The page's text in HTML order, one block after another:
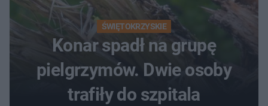
ŚWIĘTOKRZYSKIE
Konar spadł na grupę
pielgrzymów. Dwie osoby
trafiły do szpitala